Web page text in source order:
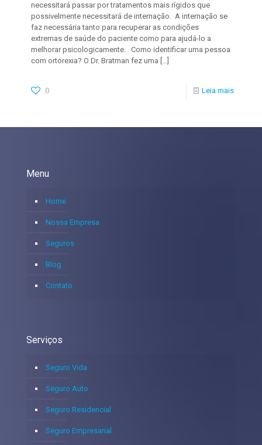
necessitará passar por tratamentos mais rígidos que
possivelmente necessitará de internação. A internação se
faz necessária tanto para recuperar as condições
extremas de saúde do paciente como para ajudá-lo a
melhorar psicologicamente. Como identificar uma pessoa
com ortorexia? O Dr. Bratman fez uma […]
0 Leia mais
Menu
Home
Nossa Empresa
Seguros
Blog
Contato
Serviços
Seguro Vida
Seguro Auto
Seguro Residencial
Seguro Empresarial